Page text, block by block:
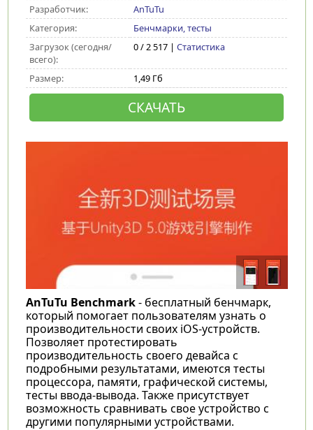
Разработчик:
AnTuTu
Категория:
Бенчмарки, тесты
Загрузок (сегодня/
всего):
0 / 2 517 | Статистика
Размер: 1,49 Гб
СКАЧАТЬ
AnTuTu Benchmark- бесплатный бенчмарк,
который помогает пользователям узнать о
производительности своих iOS-устройств.
Позволяет протестировать
производительность своего девайса с
подробными результатами, имеются тесты
процессора, памяти, графической системы,
тесты ввода-вывода. Также присутствует
возможность сравнивать свое устройство с
другими популярными устройствами.